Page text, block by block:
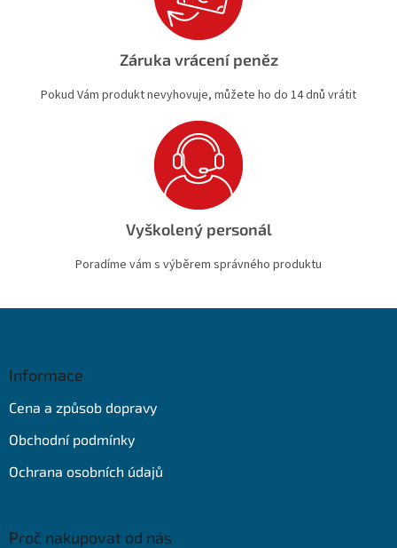
Záruka vrácení peněz
Pokud Vám produkt nevyhovuje, můžete ho do 14 dnů vrátit
Vyškolený personál
Poradíme vám s výběrem správného produktu
Informace
Cena a způsob dopravy
Obchodní podmínky
Ochrana osobních údajů
Proč nakupovat od nás